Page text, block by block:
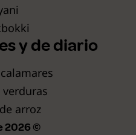
y de diario
verduras
arroz
2026 ©